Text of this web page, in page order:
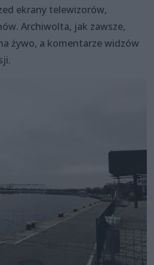
ekrany telewizorów,
Archiwolta, jak zawsze,
żywo, a komentarze widzów